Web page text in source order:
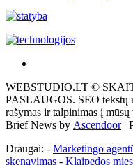
tai
žemės
ploto
matavimo
Pagrindinis
WEBSTUDIO.LT ©
PASLAUGOS. SEO tekstų
rašymas ir talpinimas į
Brief News by Ascendoor|
Draugai: - Marketingo
skenavimas - Klaipedos